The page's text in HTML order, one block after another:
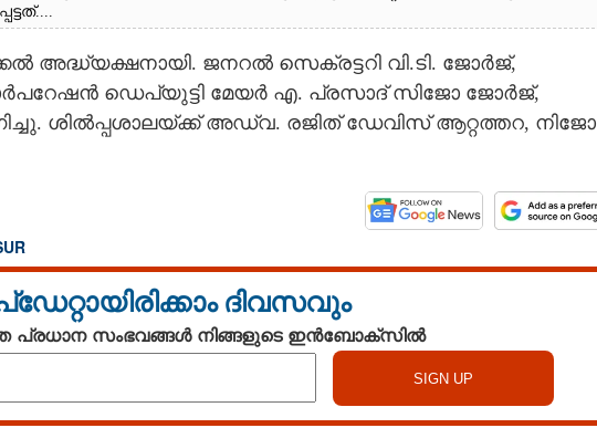
അദ്ധ്യക്ഷനായി. ജനറൽ സെക്രട്ടറി വി.ടി. ജോർജ്,
ഡെപ്യുട്ടി മേയർ എ. പ്രസാദ് സിജോ ജോർജ്,
ശിൽപ്പശാലയ്ക്ക് അഡ്വ. രജിത് ഡേവിസ് ആറ്റത്തറ, നിജോ
ദിവസവും
പ്രധാന സംഭവങ്ങൾ നിങ്ങളുടെ ഇൻബോക്സിൽ